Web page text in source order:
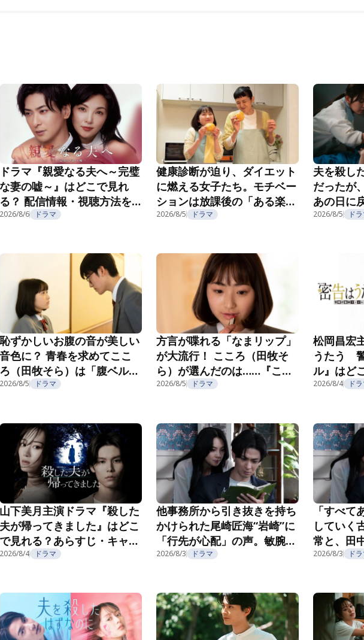
ドラマ『親愛なる夫へ～完璧
な妻の嘘～』はどこで見れ
る？ 配信情報・視聴方法を
紹介
2026/8/6 ドラマ
健康診断が迫り、ダイエット
に燃える女子たち。モチベー
ションは放課後の「ある楽し
み」で……？『こころのフフ
2026/8/5 ドラマ
夫を殺し
だったが
あの日に
を殺した
2026/8/5 ド
恥ずかしいお腹の音が美しい
音色に？ 青春を求めてここ
ろ（田牧そら）は「腹ベル
部」へ！『こころのフフフ』
2026/8/5 ドラマ
方言が喋れる「なまリップ」
が大流行！ こころ（田牧そ
ら）が選んだのは……『ここ
ろのフフフ』第2話
2026/8/5 ドラマ
松岡昌宏
うたう
ル』はど
じ・キャ
2026/8/4 ド
山下美月主演ドラマ『殺した
夫が帰ってきました』はどこ
で見れる？あらすじ・キャス
ト・配信視聴方法を紹介
2026/8/4 ドラマ
他事務所から引き抜きを持ち
かけられた尾崎匠海“岩崎”に
「行先が心配」の声。敏腕社
長の企みにゾッ…『親愛なる
2026/8/3 ドラマ
「すべて
していく
常と、田
気味な微
2026/8/3 ド